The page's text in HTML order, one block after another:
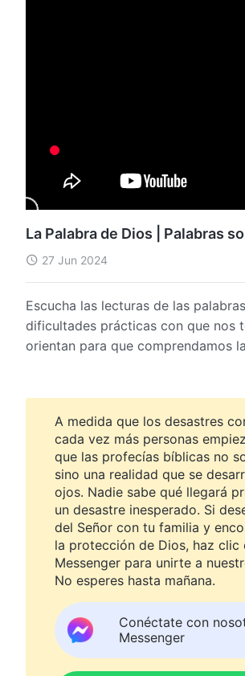
La Palabra de Dios | Palabras
27 Jun 2024
Escucha las lecturas de las
dificultades prácticas con que nos
orientan para que comprendamos
A medida que los desastres
cada vez más personas
que las profecías bíblicas no
sino una realidad que se
ojos. Nadie sabe qué llegará
un desastre inesperado. Si
del Señor con tu familia y
la protección de Dios, haz clic
Messenger para unirte a
No esperes hasta mañana.
Conéctate con
Messenger